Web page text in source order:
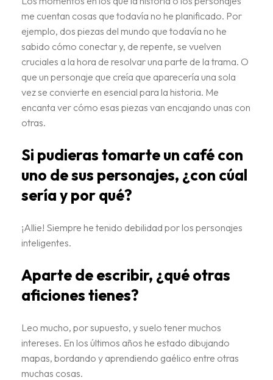
me cuentan cosas que todavía no he planificado. Por
ejemplo, dos piezas del mundo que todavía no he
sabido cómo conectar y, de repente, se vuelven
cruciales a la hora de resolvar una parte de la trama. O
que un personaje que creía que aparecería una sola
vez se convierte en esencial para la historia. Me
encanta ver cómo esas piezas van encajando unas con
otras.
Si pudieras tomarte un café con
uno de sus personajes, ¿con cúal
sería y por qué?
¡Allie! Siempre he tenido debilidad por los personajes
inteligentes.
Aparte de escribir, ¿qué otras
aficiones tienes?
Leo mucho, por supuesto, y suelo tener muchos
intereses. En los últimos años he estado dibujando
mapas, bordando y aprendiendo gaélico entre otras
muchas cosas.